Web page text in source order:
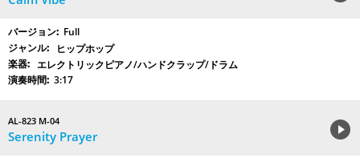
Full
ヒップホップ
エレクトリックピアノ/ハンドクラップ/ドラム
3:17
AL-823 M-04
Serenity Prayer